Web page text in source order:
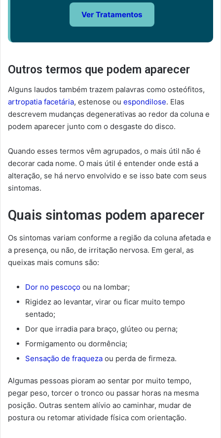
Ver Tratamentos
Outros termos que podem aparecer
Alguns laudos também trazem palavras como osteófitos,
artropatia facetária, estenose ou espondilose. Elas
descrevem mudanças degenerativas ao redor da coluna e
podem aparecer junto com o desgaste do disco.
Quando esses termos vêm agrupados, o mais útil não é
decorar cada nome. O mais útil é entender onde está a
alteração, se há nervo envolvido e se isso bate com seus
sintomas.
Quais sintomas podem aparecer
Os sintomas variam conforme a região da coluna afetada e
a presença, ou não, de irritação nervosa. Em geral, as
queixas mais comuns são:
Dor no pescoço ou na lombar;
Rigidez ao levantar, virar ou ficar muito tempo
sentado;
Dor que irradia para braço, glúteo ou perna;
Formigamento ou dormência;
Sensação de fraqueza ou perda de firmeza.
Algumas pessoas pioram ao sentar por muito tempo,
pegar peso, torcer o tronco ou passar horas na mesma
posição. Outras sentem alívio ao caminhar, mudar de
postura ou retomar atividade física com orientação.